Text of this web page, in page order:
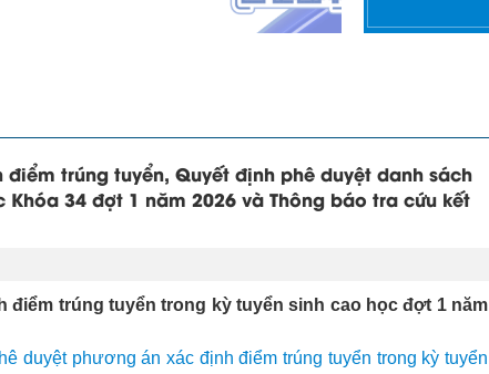
trúng tuyển, Quyết định phê duyệt danh sách
34 đợt 1 năm 2026 và Thông báo tra cứu kết
điểm trúng tuyển trong kỳ tuyển sinh cao học đợt 1 năm
duyệt phương án xác định điểm trúng tuyển trong kỳ tuyển